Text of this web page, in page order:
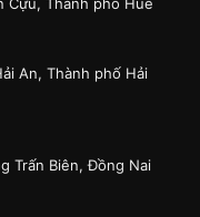
An, Thành phố Hải
Trấn Biên, Đồng Nai